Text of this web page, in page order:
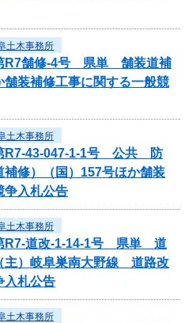
土木事務所
R7舗修-4号 県単 舗装道補
装補修工事に関する一般競
土木事務所
R7-43-047-1-1号 公共 防
修）（国）157号ほか舗装
争入札公告
土木事務所
R7-道改-1-14-1号 県単 道
主）岐阜巣南大野線 道路改
入札公告
土木事務所